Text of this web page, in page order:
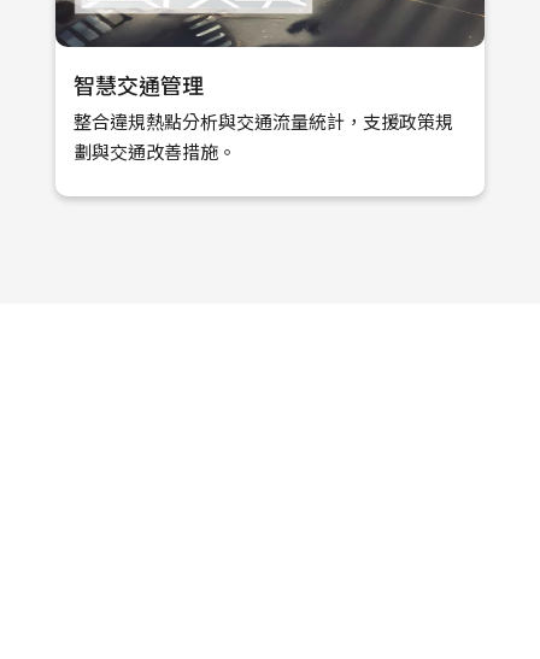
智慧交通管理
整合違規熱點分析與交通流量統計，支援政策規
劃與交通改善措施。